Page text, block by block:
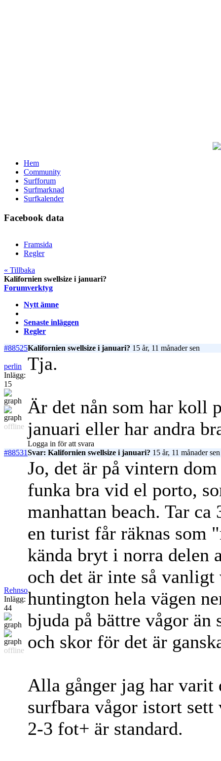
Hem
Community
Surfforum
Surfmarknad
Surfkalender
Facebook data
Framsida
Regler
« Tillbaka
Kalifornien swellsize i januari?
Forumverktyg
Nytt ämne
Senaste inläggen
Regler
#88525Kalifornien swellsize i januari? 15 år, 11 månader sen
perlin
Inlägg:
15
offline
Tja.
Är det nån som har koll
januari eller har andra
Logga in för att svara
#88531Svar: Kalifornien swellsize i januari? 15 år, 11 månader sen
Rehnso
Inlägg:
44
offline
Jo, det är på vintern
funka bra vid el porto,
manhattan beach. Tar
en turist får räknas
kända bryt i norra delen
och det är inte så
huntington hela vägen
bjuda på bättre vågor än
och skor för det är
Alla gånger jag har varit
surfbara vågor istort sett
2-3 fot+ är standard.